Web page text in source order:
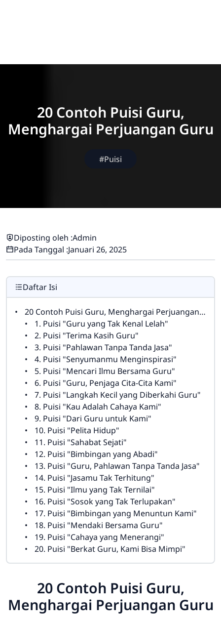
20 Contoh Puisi Guru,
Menghargai Perjuangan Guru
#Puisi
Diposting oleh :Admin
Pada Tanggal :Januari 26, 2025
Daftar Isi
20 Contoh Puisi Guru, Menghargai Perjuangan Guru
1. Puisi "Guru yang Tak Kenal Lelah"
2. Puisi "Terima Kasih Guru"
3. Puisi "Pahlawan Tanpa Tanda Jasa"
4. Puisi "Senyumanmu Menginspirasi"
5. Puisi "Mencari Ilmu Bersama Guru"
6. Puisi "Guru, Penjaga Cita-Cita Kami"
7. Puisi "Langkah Kecil yang Diberkahi Guru"
8. Puisi "Kau Adalah Cahaya Kami"
9. Puisi "Dari Guru untuk Kami"
10. Puisi "Pelita Hidup"
11. Puisi "Sahabat Sejati"
12. Puisi "Bimbingan yang Abadi"
13. Puisi "Guru, Pahlawan Tanpa Tanda Jasa"
14. Puisi "Jasamu Tak Terhitung"
15. Puisi "Ilmu yang Tak Ternilai"
16. Puisi "Sosok yang Tak Terlupakan"
17. Puisi "Bimbingan yang Menuntun Kami"
18. Puisi "Mendaki Bersama Guru"
19. Puisi "Cahaya yang Menerangi"
20. Puisi "Berkat Guru, Kami Bisa Mimpi"
20 Contoh Puisi Guru,
Menghargai Perjuangan Guru